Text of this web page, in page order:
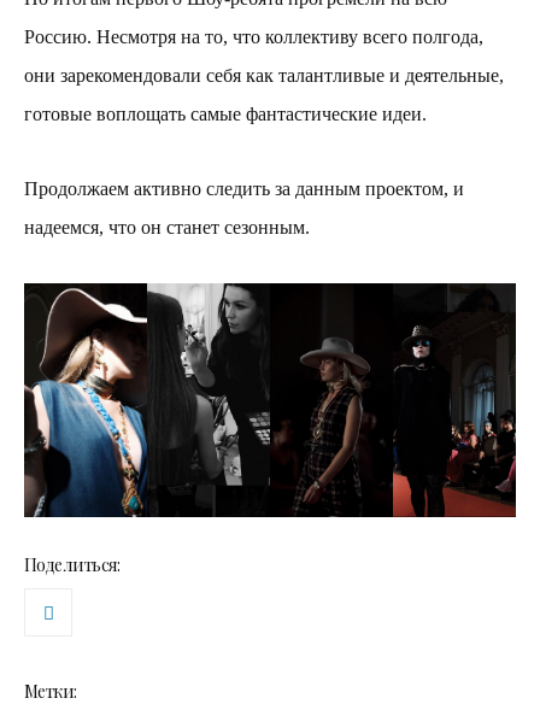
Россию. Несмотря на то, что коллективу всего полгода,
они зарекомендовали себя как талантливые и деятельные,
готовые воплощать самые фантастические идеи.
Продолжаем активно следить за данным проектом, и
надеемся, что он станет сезонным.
Поделиться:
Метки: